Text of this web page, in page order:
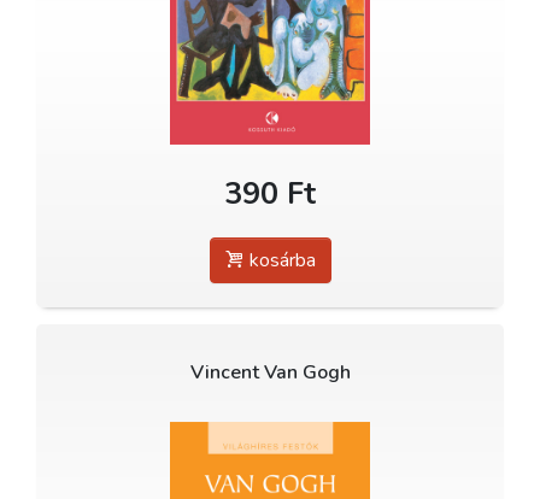
390 Ft
kosárba
Vincent Van Gogh